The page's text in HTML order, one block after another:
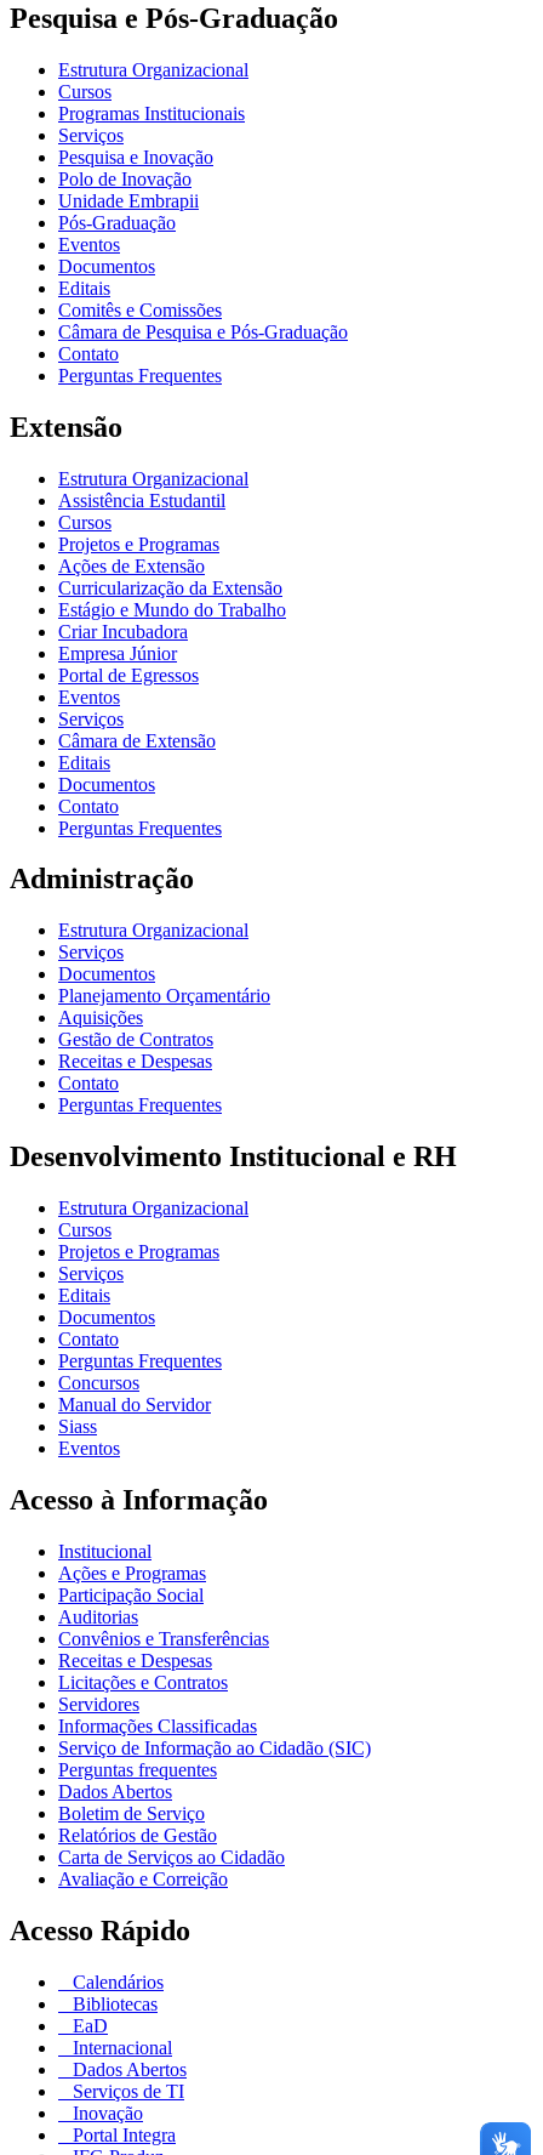
Pesquisa e Pós-Graduação
Estrutura Organizacional
Cursos
Programas Institucionais
Serviços
Pesquisa e Inovação
Polo de Inovação
Unidade Embrapii
Pós-Graduação
Eventos
Documentos
Editais
Comitês e Comissões
Câmara de Pesquisa e Pós-Graduação
Contato
Perguntas Frequentes
Extensão
Estrutura Organizacional
Assistência Estudantil
Cursos
Projetos e Programas
Ações de Extensão
Curricularização da Extensão
Estágio e Mundo do Trabalho
Criar Incubadora
Empresa Júnior
Portal de Egressos
Eventos
Serviços
Câmara de Extensão
Editais
Documentos
Contato
Perguntas Frequentes
Administração
Estrutura Organizacional
Serviços
Documentos
Planejamento Orçamentário
Aquisições
Gestão de Contratos
Receitas e Despesas
Contato
Perguntas Frequentes
Desenvolvimento Institucional e RH
Estrutura Organizacional
Cursos
Projetos e Programas
Serviços
Editais
Documentos
Contato
Perguntas Frequentes
Concursos
Manual do Servidor
Siass
Eventos
Acesso à Informação
Institucional
Ações e Programas
Participação Social
Auditorias
Convênios e Transferências
Receitas e Despesas
Licitações e Contratos
Servidores
Informações Classificadas
Serviço de Informação ao Cidadão (SIC)
Perguntas frequentes
Dados Abertos
Boletim de Serviço
Relatórios de Gestão
Carta de Serviços ao Cidadão
Avaliação e Correição
Acesso Rápido
Calendários
Bibliotecas
EaD
Internacional
Dados Abertos
Serviços de TI
Inovação
Portal Integra